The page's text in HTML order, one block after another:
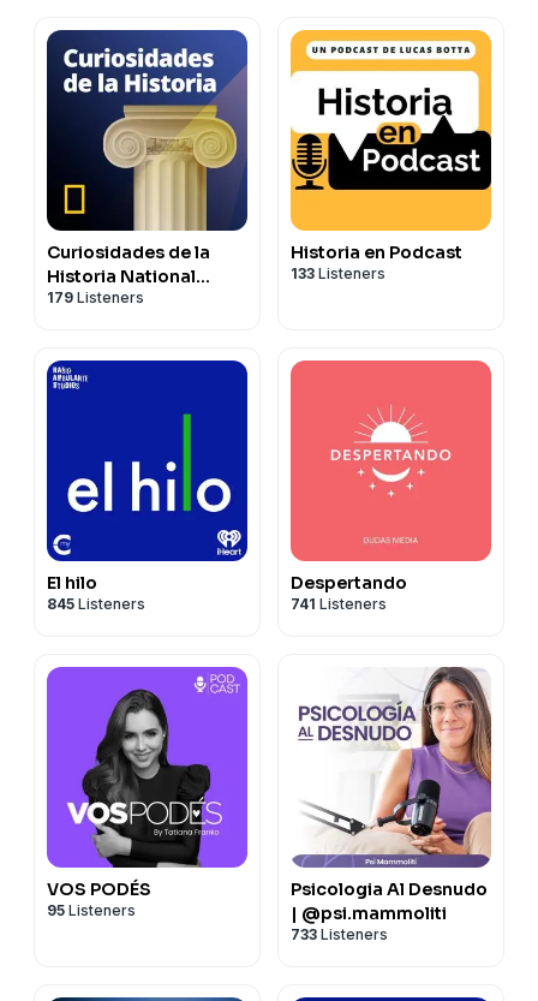
Curiosidades de la
Historia National
Geographic
179 Listeners
Historia en Podcast
133 Listeners
El hilo
845 Listeners
Despertando
741 Listeners
VOS PODÉS
95 Listeners
Psicologia Al Desnudo
| @psi.mammoliti
733 Listeners